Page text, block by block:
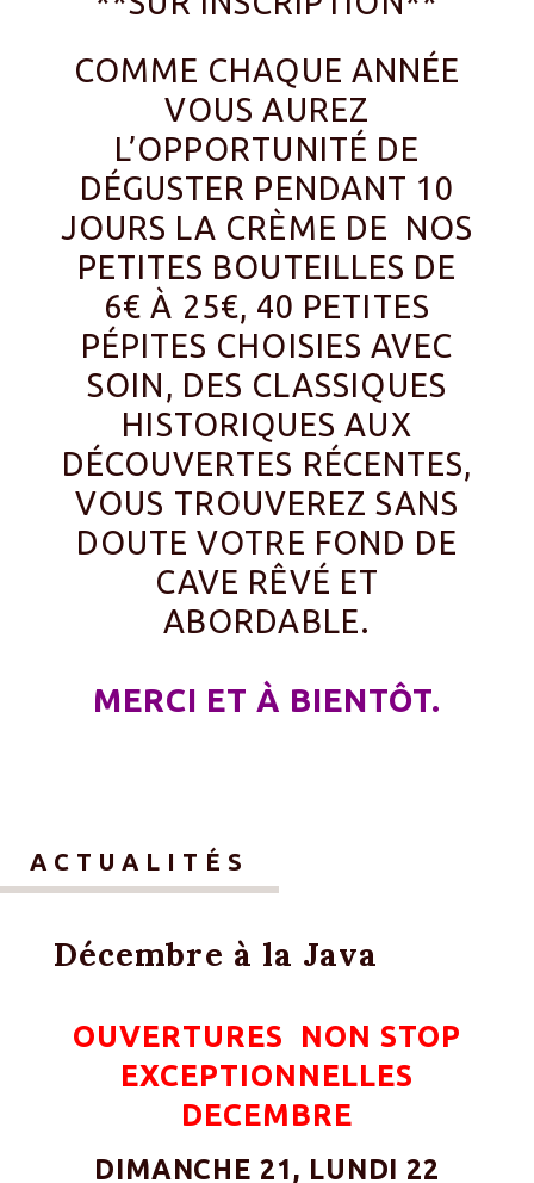
COMME CHAQUE ANNÉE
VOUS AUREZ
L’OPPORTUNITÉ DE
DÉGUSTER PENDANT 10
JOURS LA CRÈME DE NOS
PETITES BOUTEILLES DE
6€ À 25€, 40 PETITES
PÉPITES CHOISIES AVEC
SOIN, DES CLASSIQUES
HISTORIQUES AUX
DÉCOUVERTES RÉCENTES,
VOUS TROUVEREZ SANS
DOUTE VOTRE FOND DE
CAVE RÊVÉ ET
ABORDABLE.
MERCI ET À BIENTÔT.
ACTUALITÉS
Décembre à la Java
OUVERTURES NON STOP
EXCEPTIONNELLES
DECEMBRE
DIMANCHE 21, LUNDI 22